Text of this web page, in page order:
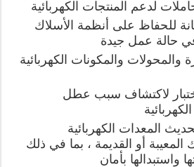
لدعم المنتجات الكهربائية
للحفاظ على أنظمة الأسلاك
حالة عمل جيدة
والمكونات الكهربائية
لاكتشاف سبب عطل
المعدات الكهربائية
المعيبة أو القديمة ، بما في ذلك
واستبدالها بأمان